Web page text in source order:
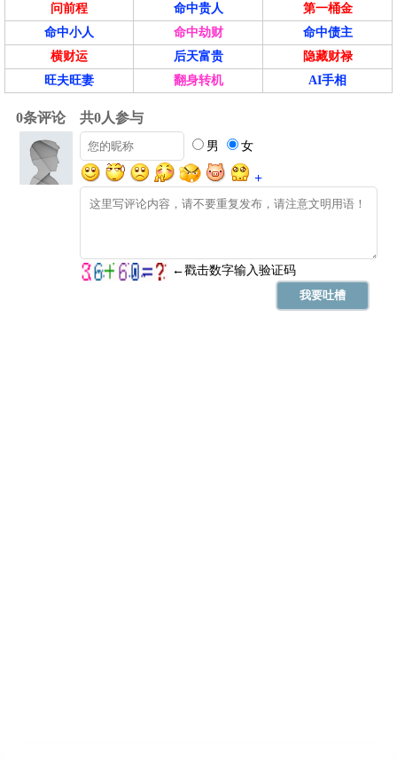
问前程 命中贵人
第一桶金
命中小人
命中劫财
命中债主
横财运
后天富贵
隐藏财禄
旺夫旺妻
翻身转机 AI手相